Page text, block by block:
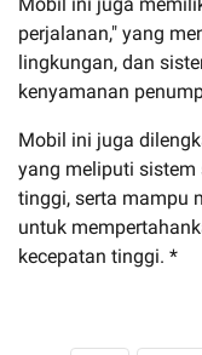
perjalanan," yang
lingkungan, dan
kenyamanan
Mobil ini juga
yang meliputi sistem
tinggi, serta mampu
untuk
kecepatan tinggi. *